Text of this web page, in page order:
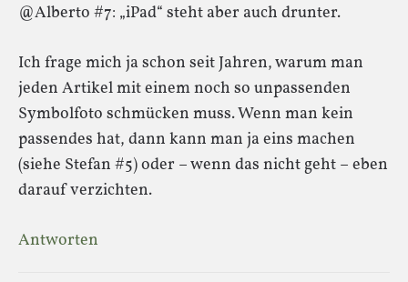
@Alberto #7: „iPad“ steht aber auch drunter.
Ich frage mich ja schon seit Jahren, warum man
jeden Artikel mit einem noch so unpassenden
Symbolfoto schmücken muss. Wenn man kein
passendes hat, dann kann man ja eins machen
(siehe Stefan #5) oder – wenn das nicht geht – eben
darauf verzichten.
Antworten